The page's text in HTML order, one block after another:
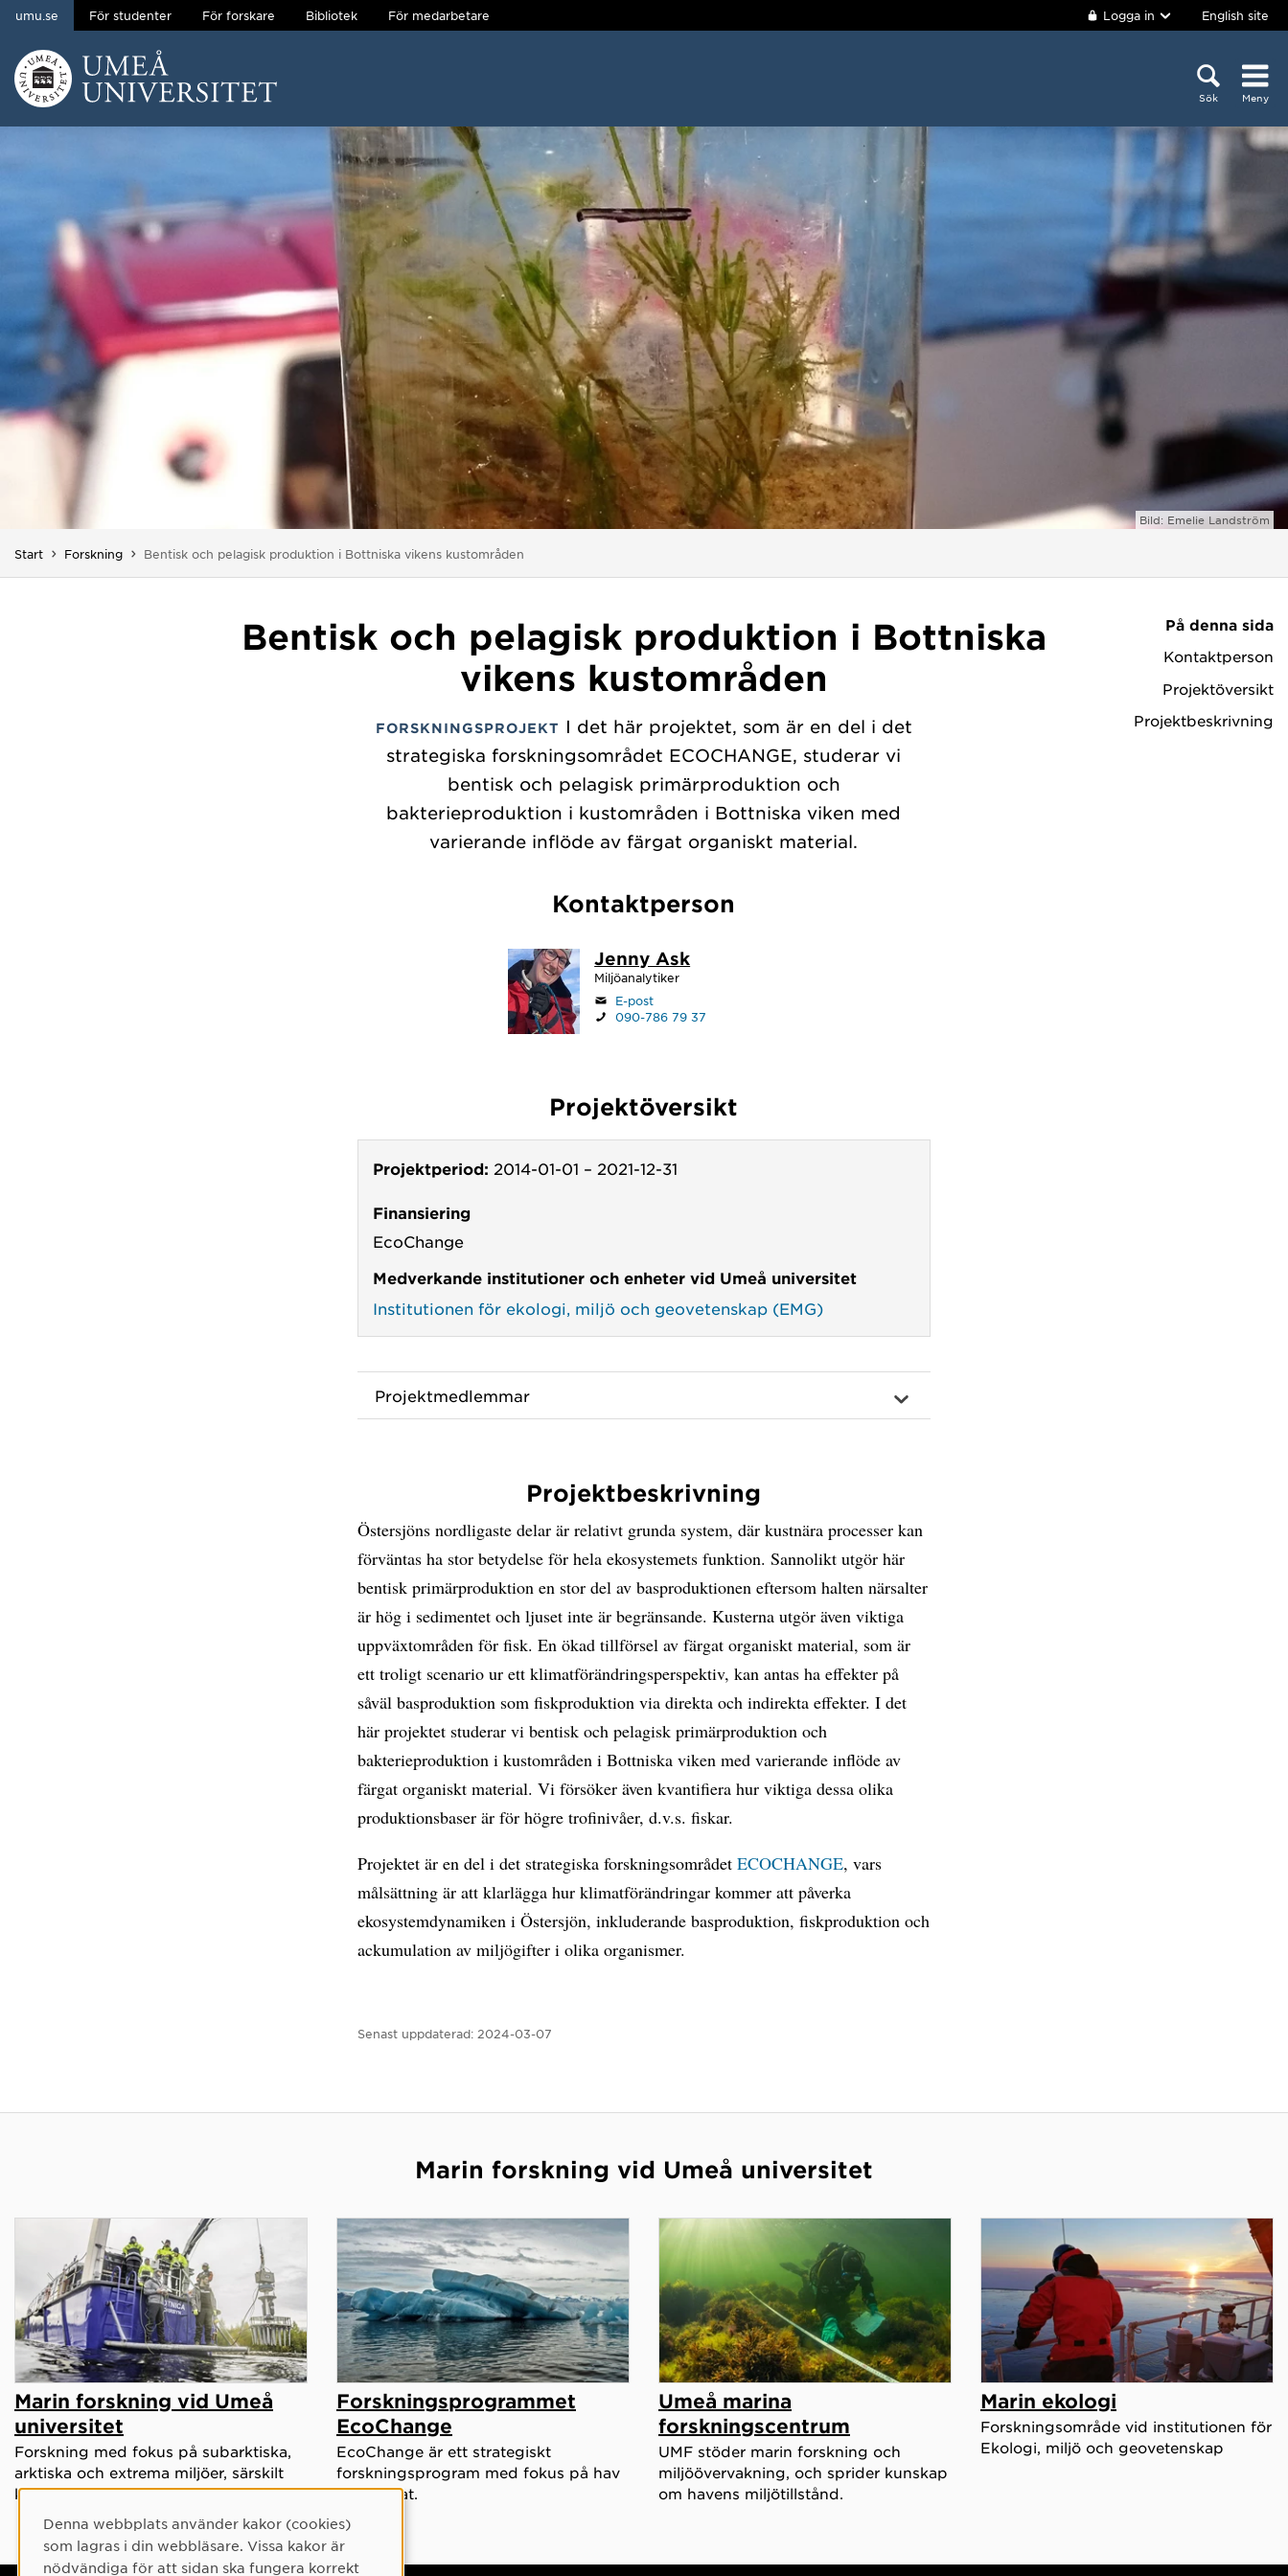
Hoppa direkt till innehållet
umu.se För studenter För forskare Bibliotek För medarbetare Logga in English site
Sök Meny
Bild: Emelie Landström
Start Forskning Du är här:
Bentisk och pelagisk produktion i Bottniska vikens kustområden
På denna sida
Kontaktperson
Projektöversikt
Projektbeskrivning
Bentisk och pelagisk produktion i Bottniska
vikens kustområden
FORSKNINGSPROJEKT I det här projektet, som är en del i det
strategiska forskningsområdet ECOCHANGE, studerar vi
bentisk och pelagisk primärproduktion och
bakterieproduktion i kustområden i Bottniska viken med
varierande inflöde av färgat organiskt material.
Kontaktperson
Jenny Ask
Miljöanalytiker
E-post
090-786 79 37
Projektöversikt
Projektperiod: 2014-01-01 – 2021-12-31
Finansiering
EcoChange
Medverkande institutioner och enheter vid Umeå universitet
Institutionen för ekologi, miljö och geovetenskap (EMG)
Projektmedlemmar
Projektbeskrivning
Östersjöns nordligaste delar är relativt grunda system, där kustnära processer kan
förväntas ha stor betydelse för hela ekosystemets funktion. Sannolikt utgör här
bentisk primärproduktion en stor del av basproduktionen eftersom halten närsalter
är hög i sedimentet och ljuset inte är begränsande. Kusterna utgör även viktiga
uppväxtområden för fisk. En ökad tillförsel av färgat organiskt material, som är
ett troligt scenario ur ett klimatförändringsperspektiv, kan antas ha effekter på
såväl basproduktion som fiskproduktion via direkta och indirekta effekter. I det
här projektet studerar vi bentisk och pelagisk primärproduktion och
bakterieproduktion i kustområden i Bottniska viken med varierande inflöde av
färgat organiskt material. Vi försöker även kvantifiera hur viktiga dessa olika
produktionsbaser är för högre trofinivåer, d.v.s. fiskar.
Projektet är en del i det strategiska forskningsområdetECOCHANGE, vars
målsättning är att klarlägga hur klimatförändringar kommer att påverka
ekosystemdynamiken i Östersjön, inkluderande basproduktion, fiskproduktion och
ackumulation av miljögifter i olika organismer.
Senast uppdaterad: 2024-03-07
Marin forskning vid Umeå universitet
Marin forskning vid Umeå
universitet
Forskning med fokus på subarktiska,
arktiska och extrema miljöer, särskilt
kopplat till klimatförändringar.
Forskningsprogrammet
EcoChange
EcoChange är ett strategiskt
forskningsprogram med fokus på hav
och klimat.
Umeå marina
forskningscentrum
UMF stöder marin forskning och
miljöövervakning, och sprider kunskap
om havens miljötillstånd.
Marin ekologi
Forskningsområde vid institutionen för
Ekologi, miljö och geovetenskap
Cookie-samtycke
Denna webbplats använder kakor (cookies)
som lagras i din webbläsare. Vissa kakor är
nödvändiga för att sidan ska fungera korrekt